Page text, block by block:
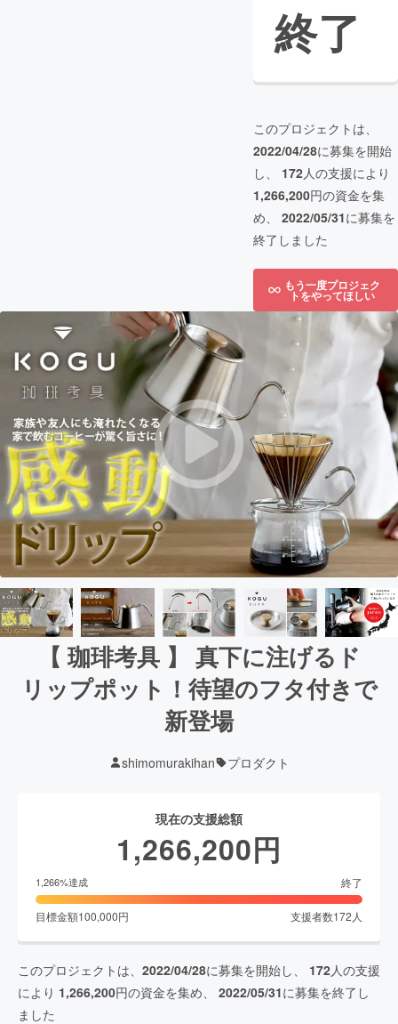
終了
このプロジェクトは、
2022/04/28に募集を開始
し、 172人の支援により
1,266,200円の資金を集
め、 2022/05/31に募集を
終了しました
もう一度プロジェク
トをやってほしい
【 珈琲考具 】 真下に注げるド
リップポット！待望のフタ付きで
新登場
shimomurakihan プロダクト
現在の支援総額
1,266,200円
1,266%達成 終了
目標金額100,000円 支援者数172 人
このプロジェクトは、 2022/04/28に募集を開始し、 172人の支援
により 1,266,200円の資金を集め、 2022/05/31に募集を終了し
ました